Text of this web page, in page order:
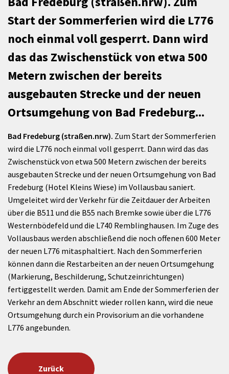
Start der Sommerferien wird die L776
noch einmal voll gesperrt. Dann wird
das das Zwischenstück von etwa 500
Metern zwischen der bereits
ausgebauten Strecke und der neuen
Ortsumgehung von Bad Fredeburg...
Bad Fredeburg (straßen.nrw). Zum Start der Sommerferien
wird die L776 noch einmal voll gesperrt. Dann wird das das
Zwischenstück von etwa 500 Metern zwischen der bereits
ausgebauten Strecke und der neuen Ortsumgehung von Bad
Fredeburg (Hotel Kleins Wiese) im Vollausbau saniert.
Umgeleitet wird der Verkehr für die Zeitdauer der Arbeiten
über die B511 und die B55 nach Bremke sowie über die L776
Westernbödefeld und die L740 Remblinghausen. Im Zuge des
Vollausbaus werden abschließend die noch offenen 600 Meter
der neuen L776 mitasphaltiert. Nach den Sommerferien
können dann die Restarbeiten an der neuen Ortsumgehung
(Markierung, Beschilderung, Schutzeinrichtungen)
fertiggestellt werden. Damit am Ende der Sommerferien der
Verkehr an dem Abschnitt wieder rollen kann, wird die neue
Ortsumgehung durch ein Provisorium an die vorhandene
L776 angebunden.
Zurück